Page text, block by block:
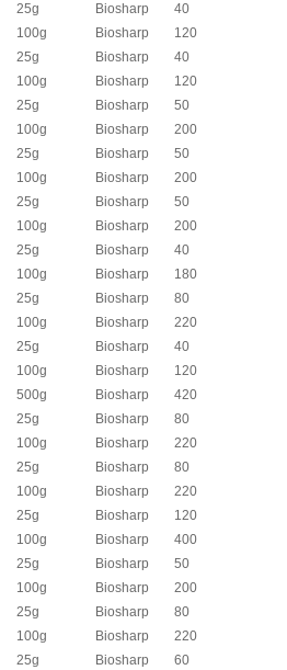
25g Biosharp
40
100g Biosharp
120
25g Biosharp
40
100g Biosharp
120
25g Biosharp
50
100g Biosharp
200
25g Biosharp
50
100g Biosharp
200
25g Biosharp
50
100g Biosharp
200
25g Biosharp
40
100g Biosharp
180
25g Biosharp
80
100g Biosharp
220
25g Biosharp
40
100g Biosharp
120
500g Biosharp
420
25g Biosharp
80
100g Biosharp
220
25g Biosharp
80
100g Biosharp
220
25g Biosharp
120
100g Biosharp
400
25g Biosharp
50
100g Biosharp
200
25g Biosharp
80
100g Biosharp
220
25g Biosharp
60